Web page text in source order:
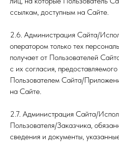
ссылкам, доступным на Сайте.
2.6. Администрация Сайта/
оператором только тех
получает от Пользователей
с их согласия,
Пользователем Сайта/
на Сайте.
2.7. Администрация Сайта/
Пользователя/Заказчика,
сведения и документы,